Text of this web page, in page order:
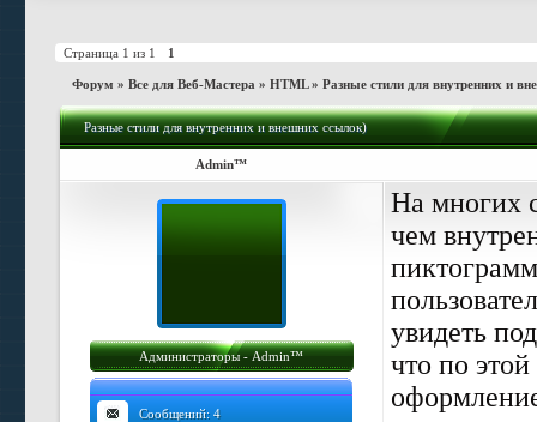
Страница 1 из 1 1
Форум » Все для Веб-Мастера » HTML » Разные стили для внутренних и
Разные стили для внутренних и внешних ссылок)
Admin™
Администраторы - Admin™
Сообщений: 4
На многих
чем
увидеть
что по